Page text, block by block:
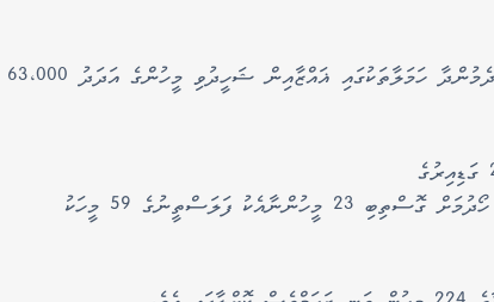
ނިރުބަވެރި އިސްރާއީލުން ހުއްޓުމެއްނެތި ޣައްޒާއަށް ދެމުންދާ ހަމަލާތަކުގައި ޣައްޒާއިން ޝަހީދުވި މީހުންގެ އަދަދު 63،000
ޣައްޒާގެ ސިއްހަތާ ބެހޭ ވުޒާރާއިން ބުނީ ފާއިތުވި 24 ގަޑިއިރުގެ
ތެރޭގައި އިސްރާއީލުން ދިން ހަމަލާތަކުގައި އެހީއަށް ހޯދުމަށް ގޮސްތިބި 23 މީހުންނާއެކު ފަލަސްތީނުގެ 59 މީހަކު